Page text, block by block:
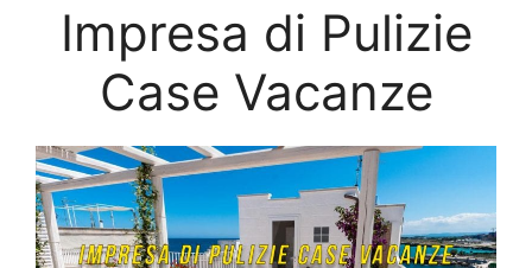
Impresa di Pulizie
Case Vacanze